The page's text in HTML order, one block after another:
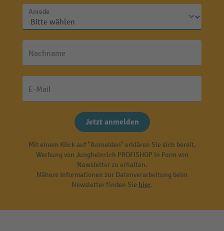
Anrede
Nachname
E-Mail
Jetzt anmelden
Mit einem Klick auf "Anmelden" erklären Sie sich bereit,
Werbung von Jungheinrich PROFISHOP in Form von
Newsletter zu erhalten.
Nähere Informationen zur Datenverarbeitung beim
Newsletter finden Sie hier.